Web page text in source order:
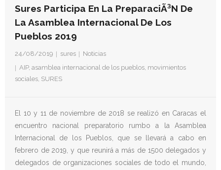
- Derechos Humanos en contextos de Violencia con
Fines PolÃ­ticos
Revistas
- BoletÃ­n Ida y vuelta
Noticias
Sures Participa En La PreparaciÃ³n De
La Asamblea Internacional De Los
Pueblos 2019
24/08/2019 sures
Noticias
AIP, asamblea internacional de los pueblos, movimientos
sociales, SURES
El 10 y 11 de noviembre de 2018 se realizó en Caracas el
encuentro nacional preparatorio rumbo a la Asamblea
Internacional de los Pueblos, que se llevará a cabo en
febrero de 2019, y que reunirá a más de 1500 delegados y
delegados de organizaciones sociales de todo el mundo,